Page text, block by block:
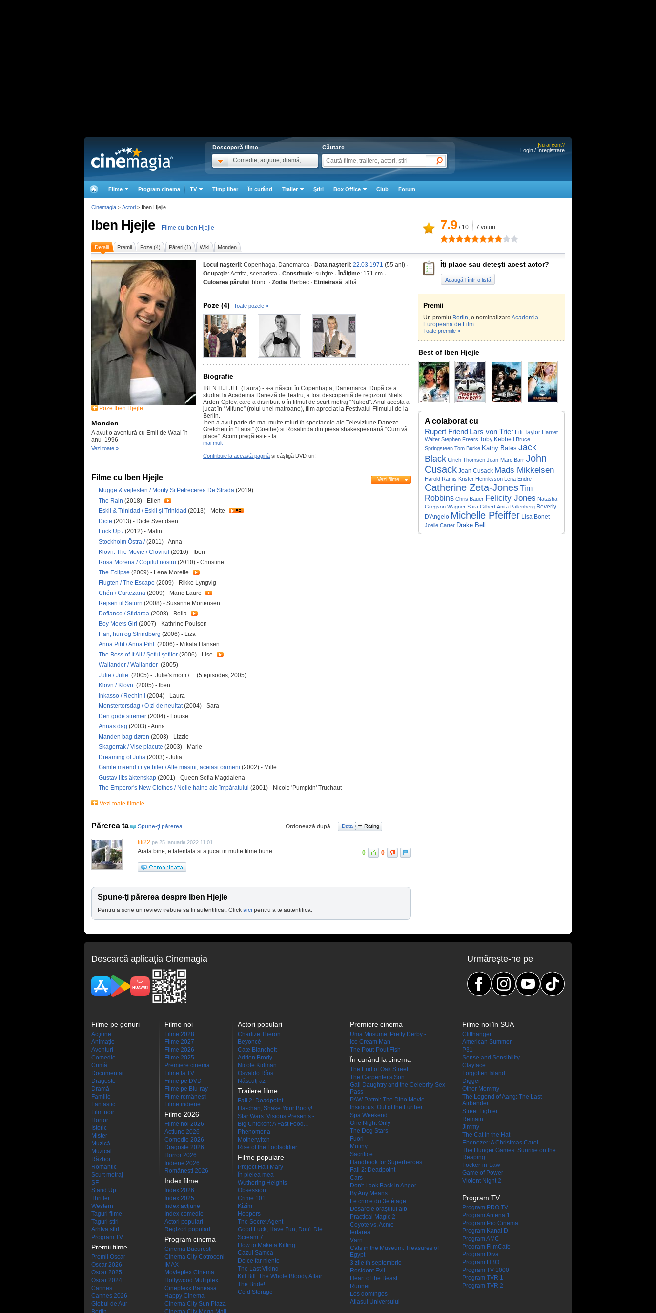
Descoperă filme
Comedie, acţiune, dramă, ...
Căutare
Nu ai cont?
Login / Înregistrare
Filme Program cinema TV Timp liber În curând Trailer Ştiri Box Office Club Forum
Iben Hjejle Filme cu Iben Hjejle 7.9 / 10 7 voturi
Detalii Premii Poze (4) Păreri (1) Wiki Monden
Poze Iben Hjejle
Monden
A avut o aventură cu Emil de Waal în
anul 1996
Vezi toate »
Locul naşterii: Copenhaga, Danemarca · Data naşterii: 22.03.1971 (55 ani) ·
Ocupaţie: Actrita, scenarista · Constituţie: subţire · Înălţime: 171 cm ·
Culoarea părului: blond · Zodia: Berbec · Etnie/rasă: albă
Poze (4) Toate pozele »
Biografie
IBEN HJEJLE (Laura) - s-a nãscut în Copenhaga, Danemarca. Dupã ce a
studiat la Academia Danezã de Teatru, a fost descoperitã de regizorul Niels
Arden-Oplev, care a distribuit-o în filmul de scurt-metraj “Naked”. Anul acesta a
jucat în “Mifune” (rolul unei matroane), film apreciat la Festivalul Filmului de la
Berlin.
Iben a avut parte de mai multe roluri în spectacole ale Televiziune Daneze -
Gretchen în “Faust” (Goethe) si Rosalinda din piesa shakespearianã “Cum vã
place”. Acum pregãteste - la...
mai mult
Contribuie la această pagină şi câştigă DVD-uri!
Filme cu Iben Hjejle Vezi filme
Mugge & vejfesten / Monty Si Petrecerea De Strada (2019)
The Rain (2018) - Ellen
Eskil & Trinidad / Eskil și Trinidad (2013) - Mette
Dicte (2013) - Dicte Svendsen
Fuck Up /(2012) - Malin
Stockholm Östra /(2011) - Anna
Klovn: The Movie / Clovnul (2010) - Iben
Rosa Morena / Copilul nostru (2010) - Christine
The Eclipse (2009) - Lena Morelle
Flugten / The Escape (2009) - Rikke Lyngvig
Chéri / Curtezana (2009) - Marie Laure
Rejsen til Saturn (2008) - Susanne Mortensen
Defiance / Sfidarea (2008) - Bella
Boy Meets Girl (2007) - Kathrine Poulsen
Han, hun og Strindberg (2006) - Liza
Anna Pihl / Anna Pihl (2006) - Mikala Hansen
The Boss of It All / Șeful șefilor (2006) - Lise
Wallander / Wallander (2005)
Julie / Julie (2005) - Julie's mom / ... (5 episodes, 2005)
Klovn / Klovn (2005) - Iben
Inkasso / Rechinii (2004) - Laura
Monstertorsdag / O zi de neuitat(2004) - Sara
Den gode strømer (2004) - Louise
Annas dag (2003) - Anna
Manden bag døren (2003) - Lizzie
Skagerrak / Vise placute (2003) - Marie
Dreaming of Julia (2003) - Julia
Gamle maend i nye biler / Alte masini, aceiasi oameni (2002) - Mille
Gustav III:s äktenskap (2001) - Queen Sofia Magdalena
The Emperor's New Clothes / Noile haine ale împăratului (2001) - Nicole 'Pumpkin' Truchaut
Vezi toate filmele
Părerea ta Spune-ţi părerea Ordonează după Data Rating
lili22 pe 25 Ianuarie 2022 11:01
Arata bine, e talentata si a jucat in multe filme bune. 0 0
Spune-ţi părerea despre Iben Hjejle
Pentru a scrie un review trebuie sa fii autentificat. Click aici pentru a te autentifica.
Îţi place sau deteşti acest actor?
Adaugă-l într-o listă!
Premii
Un premiu Berlin, o nominalizare Academia
Europeana de Film
Toate premiile »
Best of Iben Hjejle
A colaborat cu
Rupert Friend Lars von Trier Lili Taylor Harriet
Walter Stephen Frears Toby Kebbell
Bruce
Springsteen Tom Burke Kathy Bates Jack
Black Ulrich Thomsen Jean-Marc Barr John
Cusack Joan Cusack Mads Mikkelsen
Harold Ramis Krister Henriksson Lena Endre
Catherine Zeta-JonesTim
Robbins Chris Bauer Felicity Jones Natasha
Gregson Wagner Sara Gilbert Anita Pallenberg Beverly
D'Angelo Michelle Pfeiffer Lisa Bonet
Joelle Carter Drake Bell
Cinemagia > Actori > Iben Hjejle
Descarcă aplicaţia Cinemagia Urmăreşte-ne pe
Filme pe genuri
Acţiune
Animaţie
Aventuri
Comedie
Crimă
Documentar
Dragoste
Dramă
Familie
Fantastic
Film noir
Horror
Istoric
Mister
Muzică
Muzical
Război
Romantic
Scurt metraj
SF
Stand Up
Thriller
Western
Taguri filme
Taguri stiri
Arhiva stiri
Program TV
Premii filme
Premii Oscar
Oscar 2026
Oscar 2025
Oscar 2024
Cannes
Cannes 2026
Globul de Aur
Filme noi
Filme 2028
Filme 2027
Filme 2026
Filme 2025
Premiere cinema
Filme la TV
Filme pe DVD
Filme pe Blu-ray
Filme româneşti
Filme indiene
Filme 2026
Filme noi 2026
Actiune 2026
Comedie 2026
Dragoste 2026
Horror 2026
Indiene 2026
Româneşti 2026
Index filme
Index 2026
Index 2025
Index acţiune
Index comedie
Actori populari
Regizori populari
Program cinema
Cinema Bucuresti
Cinema City Cotroceni
IMAX
Movieplex Cinema
Hollywood Multiplex
Cineplexx Baneasa
Happy Cinema
Cinema City Sun Plaza
Actori populari
Charlize Theron
Beyoncé
Cate Blanchett
Adrien Brody
Nicole Kidman
Osvaldo Ríos
Născuţi azi
Trailere filme
Fall 2: Deadpoint
Ha-chan, Shake Your Booty!
Star Wars: Visions Presents -...
Big Chicken: A Fast Food...
Phenomena
Motherwitch
Rise of the Footsoldier:...
Filme populare
Project Hail Mary
În pielea mea
Wuthering Heights
Obsession
Crime 101
Kîzîm
Hoppers
The Secret Agent
Good Luck, Have Fun, Don't Die
Scream 7
How to Make a Killing
Cazul Samca
Dolce far niente
The Last Viking
Kill Bill: The Whole Bloody Affair
The Bride!
Cold Storage
Premiere cinema
Uma Musume: Pretty Derby -...
Ice Cream Man
The Pout-Pout Fish
În curând la cinema
The End of Oak Street
The Carpenter's Son
Gail Daughtry and the Celebrity Sex
Pass
PAW Patrol: The Dino Movie
Insidious: Out of the Further
Spa Weekend
One Night Only
The Dog Stars
Fuori
Mutiny
Sacrifice
Handbook for Superheroes
Fall 2: Deadpoint
Cars
Don't Look Back in Anger
By Any Means
Le crime du 3e étage
Dosarele orașului alb
Practical Magic 2
Coyote vs. Acme
Iertarea
Värn
Cats in the Museum: Treasures of
Egypt
3 zile în septembrie
Resident Evil
Heart of the Beast
Runner
Los domingos
Atlasul Universului
Filme noi în SUA
Cliffhanger
American Summer
P31
Sense and Sensibility
Clayface
Forgotten Island
Digger
Other Mommy
The Legend of Aang: The Last
Airbender
Street Fighter
Remain
Jimmy
The Cat in the Hat
Ebenezer: A Christmas Carol
The Hunger Games: Sunrise on the
Reaping
Focker-in-Law
Game of Power
Violent Night 2
Program TV
Program PRO TV
Program Antena 1
Program Pro Cinema
Program Kanal D
Program AMC
Program FilmCafe
Program Diva
Program HBO
Program TV 1000
Program TVR 1
Program TVR 2